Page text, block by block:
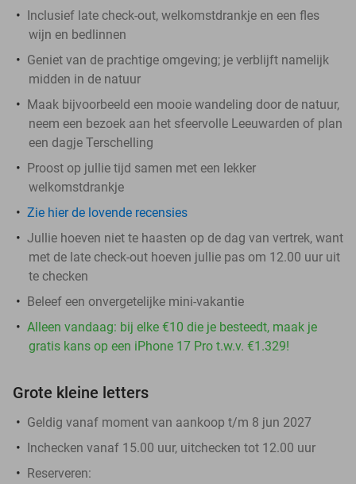
Inclusief late check-out, welkomstdrankje en een fles
wijn en bedlinnen
Geniet van de prachtige omgeving; je verblijft namelijk
midden in de natuur
Maak bijvoorbeeld een mooie wandeling door de natuur,
neem een bezoek aan het sfeervolle Leeuwarden of plan
een dagje Terschelling
Proost op jullie tijd samen met een lekker
welkomstdrankje
Zie hier de lovende recensies
Jullie hoeven niet te haasten op de dag van vertrek, want
met de late check-out hoeven jullie pas om 12.00 uur uit
te checken
Beleef een onvergetelijke mini-vakantie
Alleen vandaag: bij elke €10 die je besteedt, maak je
gratis kans op een iPhone 17 Pro t.w.v. €1.329!
Grote kleine letters
Geldig vanaf moment van aankoop t/m 8 jun 2027
Inchecken vanaf 15.00 uur, uitchecken tot 12.00 uur
Reserveren: